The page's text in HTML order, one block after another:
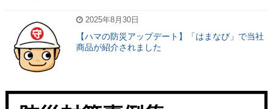
2025年8月30日
【ハマの防災アップデート】「はまなび」で当社
商品が紹介されました